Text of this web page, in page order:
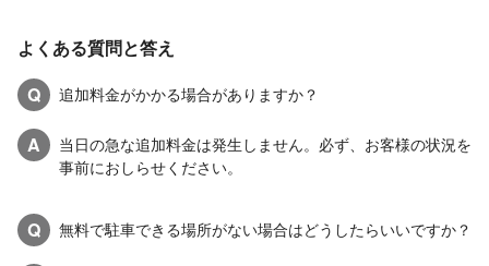
よくある質問と答え
Q
追加料金がかかる場合がありますか？
A
当日の急な追加料金は発生しません。必ず、お客様の状況を
事前におしらせください。
Q 無料で駐車できる場所がない場合はどうしたらいいですか？